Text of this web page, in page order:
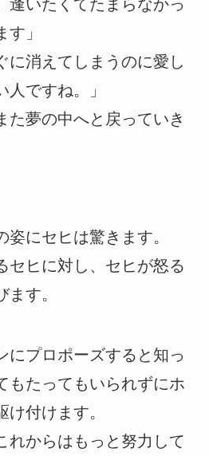
逢いたくてたまらなかっ
」
に消えてしまうのに愛し
ですね。」
た夢の中へと戻っていき
姿にセヒは驚きます。
セヒに対し、セヒが怒る
す。
にプロポーズすると知っ
もたってもいられずにホ
付けます。
れからはもっと努力して